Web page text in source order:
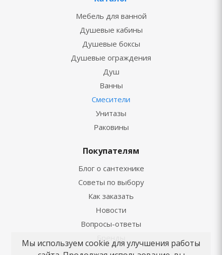
Мебель для ванной
Душевые кабины
Душевые боксы
Душевые ограждения
Душ
Ванны
Смесители
Унитазы
Раковины
Покупателям
Блог о сантехнике
Советы по выбору
Как заказать
Новости
Вопросы-ответы
Бренды
Мы используем cookie для улучшения работы